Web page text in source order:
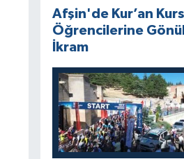
Afşin'de Kur’an
Öğrencilerine
İkram